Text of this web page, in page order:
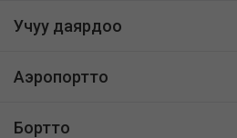
Учуу даярдоо
Аэропортто
Бортто